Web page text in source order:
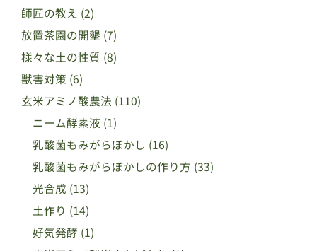
師匠の教え (2)
放置茶園の開墾 (7)
様々な土の性質 (8)
獣害対策 (6)
玄米アミノ酸農法 (110)
ニーム酵素液 (1)
乳酸菌もみがらぼかし (16)
乳酸菌もみがらぼかしの作り方 (33)
光合成 (13)
土作り (14)
好気発酵 (1)